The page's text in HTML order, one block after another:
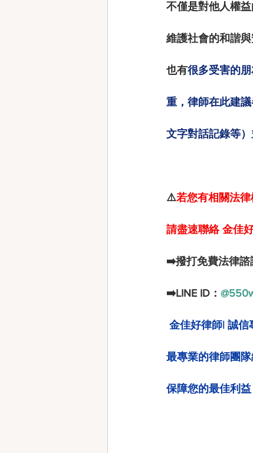
不僅是對他人權
維護社會的和諧與
也有很多受害的
重，律師在此建
文字對話記錄等
⚠️若您有相關法
請盡速聯絡 金佳
➡️撥打免費法律諮
➡️LINE ID：
金佳好律師| 誠信
最專業的律師團
保障您的最佳利益